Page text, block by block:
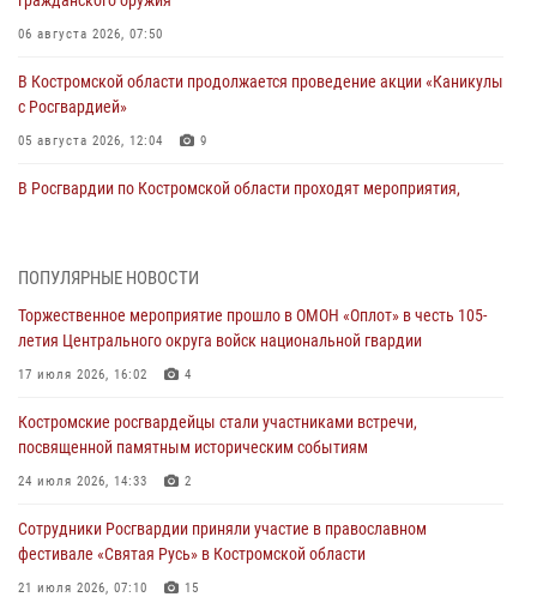
06 августа 2026, 07:50
В Костромской области продолжается проведение акции «Каникулы
с Росгвардией»
05 августа 2026, 12:04 9
В Росгвардии по Костромской области проходят мероприятия,
04 августа 2026, 11:35
Состоялась рабочая встреча директора Росгвардии Героя России
генерала армии Виктора Золотова с заместителем полномочного
представителя Президента Российской Федерации в Северо-
31 июля 2026, 07:08 4
Росгвардейцы знакомят костромичей со службой в ведомстве
Костромские дошкольники стали участниками уроков
безопасности, организованных военнослужащими и сотрудниками
ПОПУЛЯРНЫЕ НОВОСТИ
Торжественное мероприятие прошло в ОМОН «Оплот» в честь 105-
летия Центрального округа войск национальной гвардии
17 июля 2026, 16:02 4
Костромские росгвардейцы стали участниками встречи,
посвященной памятным историческим событиям
24 июля 2026, 14:33 2
Сотрудники Росгвардии приняли участие в православном
фестивале «Святая Русь» в Костромской области
21 июля 2026, 07:10 15